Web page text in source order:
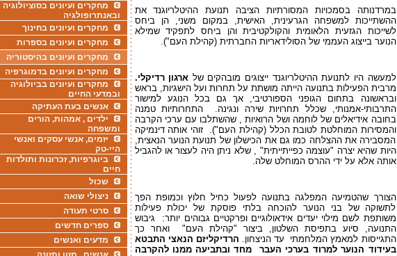
במרדנותה בסמכויות המסורתיות הציבה תנועת ההיטלריוגנד את
ההשתייכות למשפחה הגרעינית, האישית, במקום משני, הן ביחס
לשייכות הגזעית הלאומית והקולקטיבית והן ביחס לתפקיד שמילא
הנוער בייצוג העממי של הסולידאריות החברתית (קהילת העם").
למעשה היו לתנועת ההיטלריוגנד ייצוגים מובהקים של ארגון רדיקלי.
מרבית הפעילות בתנועה הייתה מושתת על תחרות ועל הישגיות, בראש
ובראשונה בתחום הגופני הספורטיבי, אך גם בכל הנוגע למישור
התרבותי-אמנותי, שכלל תחרויות שירה ונגינה. התחרותיות טמנה
בחובה אידיאלים של לוחמה ושל הרואיות , שהשתלבו עם ערכי הקרבה
והמסירות המוחלטת לטובת הכלל (קהילת העם"). זוהי אותה דינמיקה
המסבירה את ההצלחה כמו גם את הכישלון של תנועת הנוער הנאצית,
היות שהיא יצרה "עוצמה כפייתייתית" , שלא ניתן היה לעצור או להגביל
אותה אלא על ידי ההרס המוחלט שלה.
הצורך שהטמיעה המפלגה בתנועה לפעול כחיל חלוץ וכמופת הפך
לתשוקה של בני הנוער להוכחה בלתי פוסקת של יכולת פעילות
משותפת לשם מילוי יעדים אידאולוגיים ופרקטיים גבוהים יותר: גיבוש
התנועה, סיוע בתפיסת השלטון, ביצור "קהילת העם" ואחר כך
התגייסות למאמץ המלחמתי עד הניצחון. הרדיקליזם הנאצי התבטא
בעידוד הנוער למרוד בערכי העבר מחד ובתביעה ממנו להקרבה
מחקרים ועיונים בסוציולוגיה
ובאנתרופולגיה
מחקרים ועיונים בחינוך
מחקרים ועיונים בספרות
מחקרים ועיונים בהיסטוריה
מחקרים ועיונים בדמוגרפיה
מחקרים ועיונים בביולוגיה
ובמדעי החיים
אנשים בעת העתיקה
ילדים , אמהות, הורים
ומשפחה
יזמים, אנשי עסקים ואנשי
היי-טק
ביוגרפיות, זכרונות ותולדות
חיים
שכול
ניצולי שואה
סרטי תעודה
ספרים חדשים
מדעים ואנשים